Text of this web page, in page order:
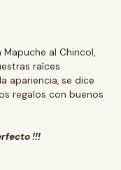
al Chincol,
raíces
apariencia, se dice
regalos con buenos
!!!